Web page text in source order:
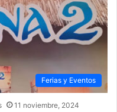
Ferias y Eventos
11 noviembre, 2024